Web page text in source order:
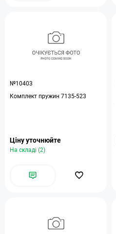
№10403
Комплект пружин 7135-523
Ціну уточнюйте
На складі (2)